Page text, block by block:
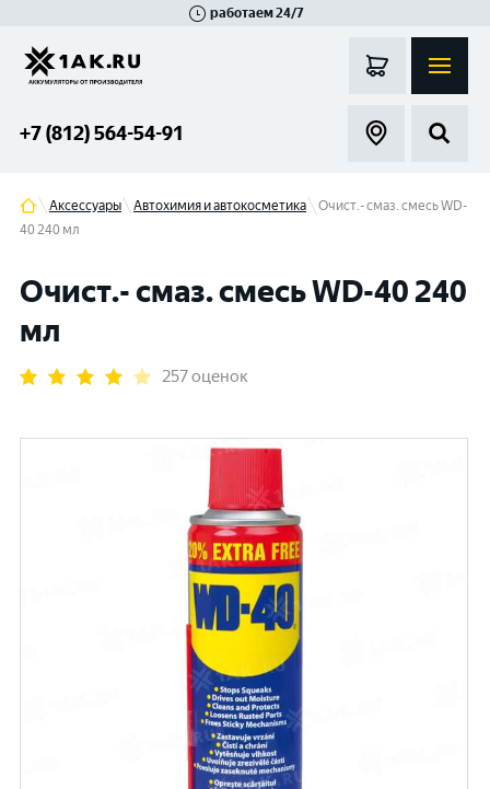
работаем 24/7
+7 (812) 564-54-91
Аксессуары Автохимия и автокосметика
Очист.- смаз. смесь WD-
40 240 мл
Очист.- смаз. смесь WD-40 240
мл
257 оценок
Гатчина